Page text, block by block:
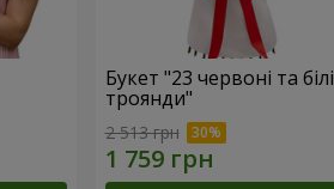
Букет "23 червоні та білі
троянди"
2 513 грн